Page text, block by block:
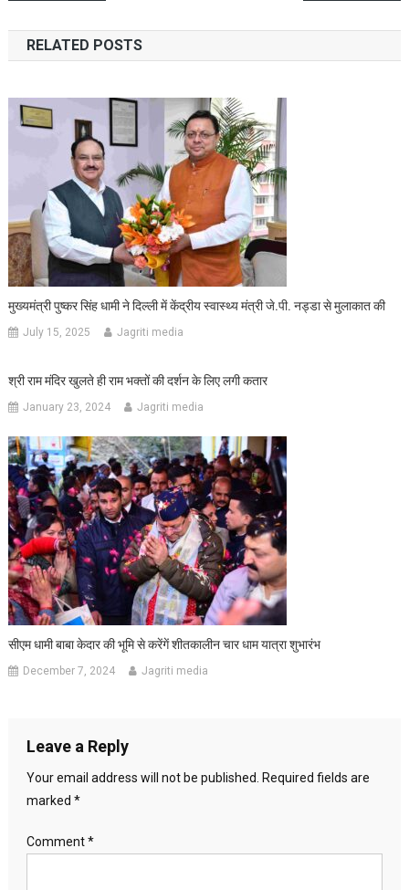
navigation
RELATED POSTS
मुख्यमंत्री पुष्कर सिंह धामी ने दिल्ली में केंद्रीय स्वास्थ्य मंत्री जे.पी. नड्डा से मुलाकात की
July 15, 2025 Jagriti media
श्री राम मंदिर खुलते ही राम भक्तों की दर्शन के लिए लगी कतार
January 23, 2024 Jagriti media
सीएम धामी बाबा केदार की भूमि से करेंगें शीतकालीन चार धाम यात्रा शुभारंभ
December 7, 2024 Jagriti media
Leave a Reply
Your email address will not be published.
Required fields are
marked *
Comment*